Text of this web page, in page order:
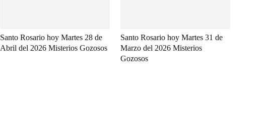
Santo Rosario hoy Martes 28 de
Abril del 2026 Misterios Gozosos
Santo Rosario hoy Martes 31 de
Marzo del 2026 Misterios
Gozosos